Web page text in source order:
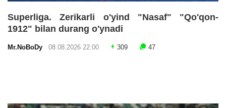
Superliga. Zerikarli o'yind "Nasaf" "Qo'qon-
1912" bilan durang o'ynadi
Mr.NoBoDy 08.08.2026 22:00 309 47